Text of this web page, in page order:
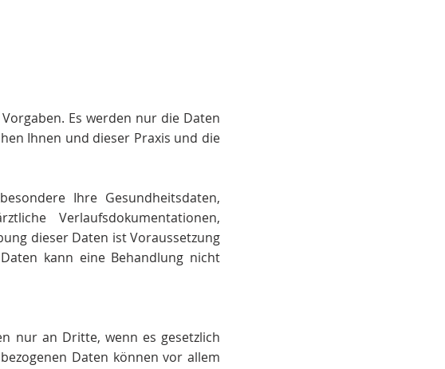
Es werden nur die Daten
Ihnen und dieser Praxis und die
Ihre Gesundheitsdaten,
Verlaufsdokumentationen,
dieser Daten ist Voraussetzung
kann eine Behandlung nicht
nur an Dritte, wenn es gesetzlich
Daten können vor allem